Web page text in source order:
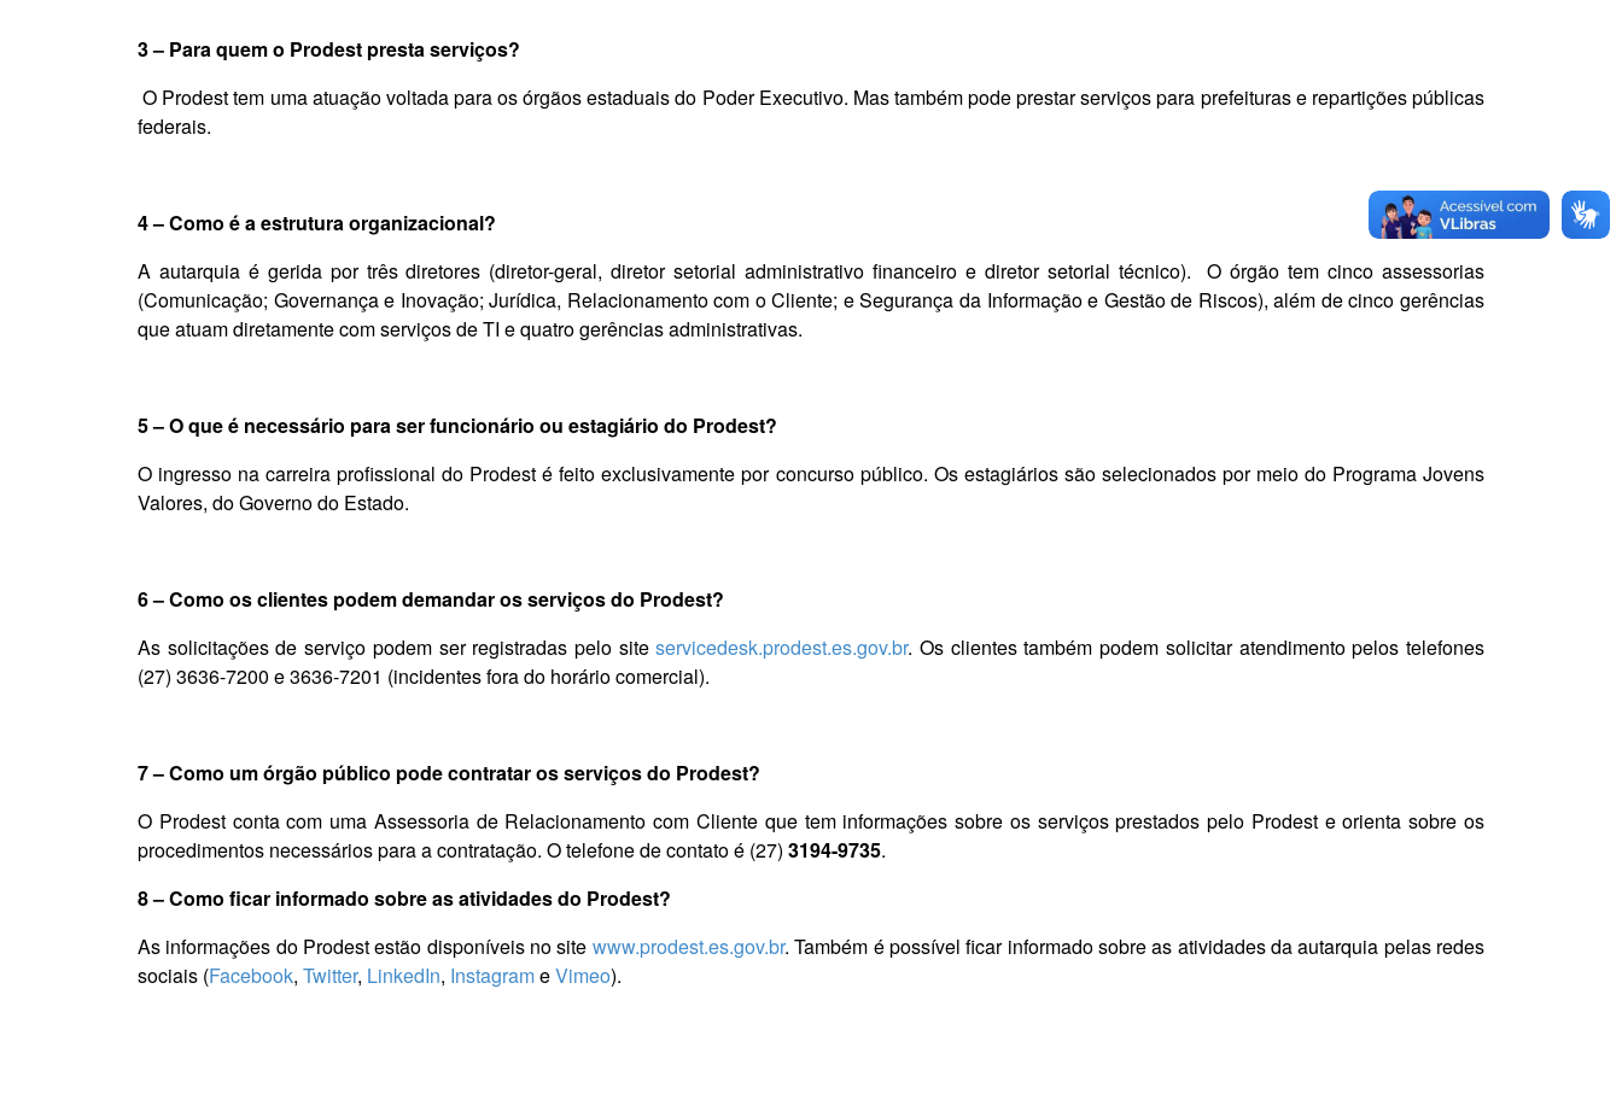
3 – Para quem o Prodest presta serviços?
O Prodest tem uma atuação voltada para os órgãos estaduais do Poder Executivo. Mas também pode prestar serviços para prefeituras e repartições públicas
federais.
4 – Como é a estrutura organizacional?
A autarquia é gerida por três diretores (diretor-geral, diretor setorial administrativo financeiro e diretor setorial técnico). O órgão tem cinco assessorias
(Comunicação; Governança e Inovação; Jurídica, Relacionamento com o Cliente; e Segurança da Informação e Gestão de Riscos), além de cinco gerências
que atuam diretamente com serviços de TI e quatro gerências administrativas.
5 – O que é necessário para ser funcionário ou estagiário do Prodest?
O ingresso na carreira profissional do Prodest é feito exclusivamente por concurso público. Os estagiários são selecionados por meio do Programa Jovens
Valores, do Governo do Estado.
6 – Como os clientes podem demandar os serviços do Prodest?
As solicitações de serviço podem ser registradas pelo siteservicedesk.prodest.es.gov.br. Os clientes também podem solicitar atendimento pelos telefones
(27) 3636-7200 e 3636-7201 (incidentes fora do horário comercial).
7 – Como um órgão público pode contratar os serviços do Prodest?
O Prodest conta com uma Assessoria de Relacionamento com Cliente que tem informações sobre os serviços prestados pelo Prodest e orienta sobre os
procedimentos necessários para a contratação. O telefone de contato é (27) 3194-9735.
8 – Como ficar informado sobre as atividades do Prodest?
As informações do Prodest estão disponíveis no site www.prodest.es.gov.br. Também é possível ficar informado sobre as atividades da autarquia pelas redes
sociais (Facebook, Twitter, LinkedIn, InstagrameVimeo).